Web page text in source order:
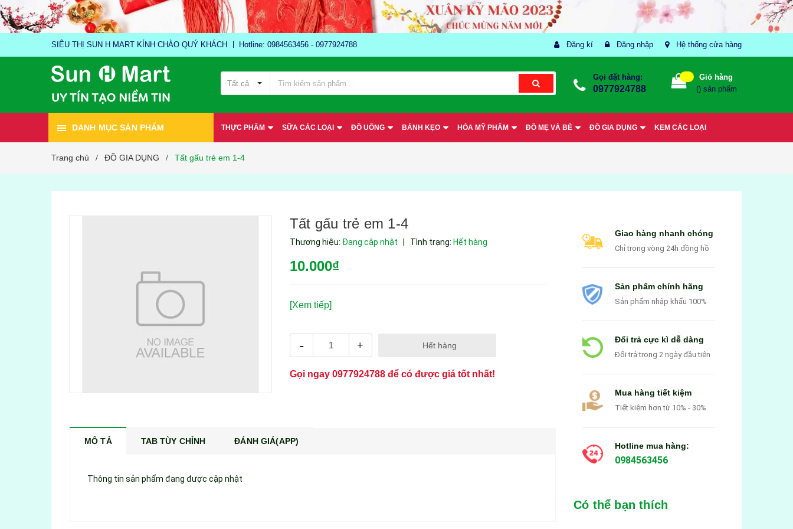
SIÊU THỊ SUN H MART KÍNH CHÀO QUÝ KHÁCH Hotline: 0984563456 - 0977924788 Đăng kí Đăng nhập Hệ thống cửa hàng
Tất cả
Gọi đặt hàng:
0977924788
Giỏ hàng
() sản phẩm
DANH MỤC SẢN PHẨM THỰC PHẨM SỮA CÁC LOẠI ĐỒ UỐNG BÁNH KẸO HÓA MỸ PHẨM ĐỒ MẸ VÀ BÉ ĐỒ GIA DỤNG KEM CÁC LOẠI
Trang chủ / ĐỒ GIA DỤNG / Tất gấu trẻ em 1-4
Tất gấu trẻ em 1-4
Thương hiệu: Đang cập nhật Tình trạng: Hết hàng
10.000₫
[Xem tiếp]
- + Hết hàng
Gọi ngay 0977924788để có được giá tốt nhất!
MÔ TẢ TAB TÙY CHỈNH ĐÁNH GIÁ(APP)
Thông tin sản phẩm đang được cập nhật
Giao hàng nhanh chóng
Chỉ trong vòng 24h đồng hồ
Sản phẩm chính hãng
Sản phẩm nhập khẩu 100%
Đổi trả cực kì dễ dàng
Đổi trả trong 2 ngày đầu tiên
Mua hàng tiết kiệm
Tiết kiệm hơn từ 10% - 30%
Hotline mua hàng:
0984563456
Có thể bạn thích